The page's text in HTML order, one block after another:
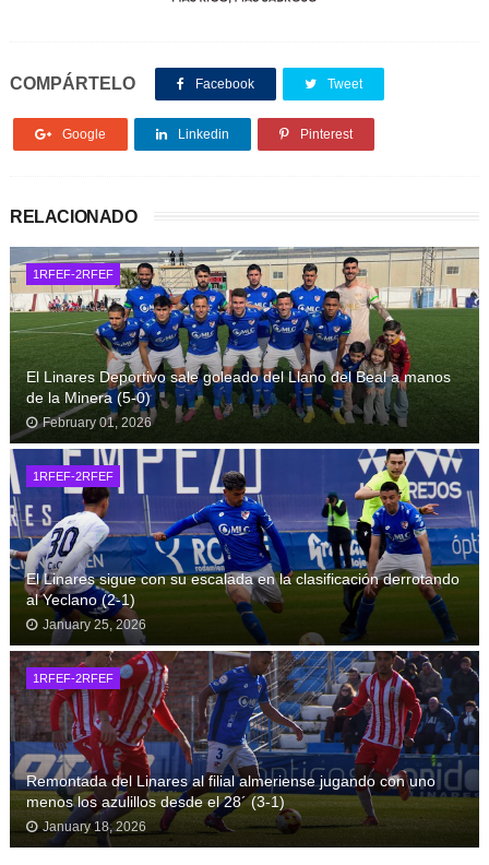
COMPÁRTELO Facebook Tweet
Google Linkedin Pinterest
RELACIONADO
1RFEF-2RFEF
El Linares Deportivo sale goleado del Llano del Beal a manos
de la Minera (5-0)
February 01, 2026
1RFEF-2RFEF
El Linares sigue con su escalada en la clasificación derrotando
al Yeclano (2-1)
January 25, 2026
1RFEF-2RFEF
Remontada del Linares al filial almeriense jugando con uno
menos los azulillos desde el 28´ (3-1)
January 18, 2026